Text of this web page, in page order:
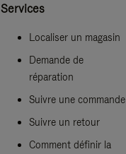
Services
Localiser un magasin
Demande de
réparation
Suivre une commande
Suivre un retour
Comment définir la